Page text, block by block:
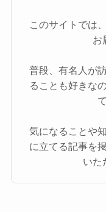
このサイトでは
お
普段、有名人が
ることも好きな
気になることや
に立てる記事を
いた